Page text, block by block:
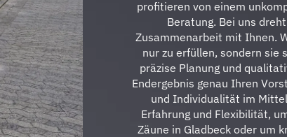
profitieren von einem
Beratung. Bei uns
Zusammenarbeit mit Ihnen.
nur zu erfüllen, sondern sie
präzise Planung und
Endergebnis genau Ihren
und Individualität im
Erfahrung und Flexibilität,
Zäune in Gladbeck oder um